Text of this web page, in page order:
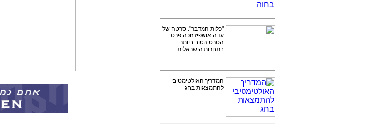
"כלות המדבר", סרטה של
עדה אושפיז זוכה פרס
הסרט הטוב ביותר
בתחרות הישראלית
המדריך האולטימטיבי
להתמצאות בחג